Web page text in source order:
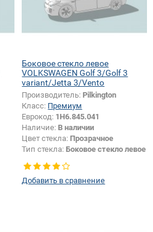
Боковое стекло левое
VOLKSWAGEN Golf 3/Golf 3
variant/Jetta 3/Vento
Производитель: Pilkington
Класс: Премиум
Еврокод: 1H6.845.041
Наличие: В наличии
Цвет стекла: Прозрачное
Тип стекла: Боковое стекло левое
Добавить в сравнение